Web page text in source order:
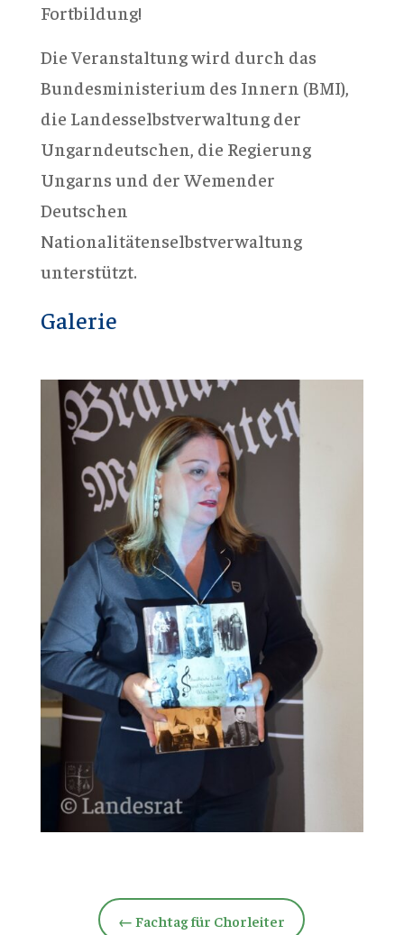
Fortbildung!
Die Veranstaltung wird durch das
Bundesministerium des Innern (BMI),
die Landesselbstverwaltung der
Ungarndeutschen, die Regierung
Ungarns und der Wemender
Deutschen
Nationalitätenselbstverwaltung
unterstützt.
Galerie
←Fachtag für Chorleiter